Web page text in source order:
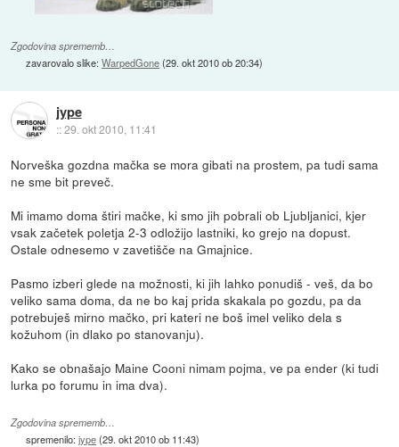
Zgodovina sprememb…
zavarovalo slike:WarpedGone(29. okt 2010 ob 20:34)
jype
::29. okt 2010, 11:41
Norveška gozdna mačka se mora gibati na prostem, pa tudi sama
ne sme bit preveč.
Mi imamo doma štiri mačke, ki smo jih pobrali ob Ljubljanici, kjer
vsak začetek poletja 2-3 odložijo lastniki, ko grejo na dopust.
Ostale odnesemo v zavetišče na Gmajnice.
Pasmo izberi glede na možnosti, ki jih lahko ponudiš - veš, da bo
veliko sama doma, da ne bo kaj prida skakala po gozdu, pa da
potrebuješ mirno mačko, pri kateri ne boš imel veliko dela s
kožuhom (in dlako po stanovanju).
Kako se obnašajo Maine Cooni nimam pojma, ve pa ender (ki tudi
lurka po forumu in ima dva).
Zgodovina sprememb…
spremenilo:jype(29. okt 2010 ob 11:43)